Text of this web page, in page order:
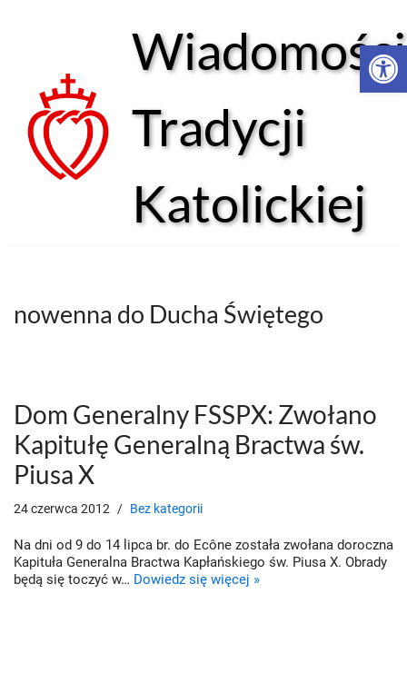
treści
Wiadomości
Tradycji
Katolickiej
nowenna do Ducha Świętego
Dom Generalny FSSPX: Zwołano
Kapitułę Generalną Bractwa św.
Piusa X
24 czerwca 2012 Bez kategorii
Na dni od 9 do 14 lipca br. do Ecône została zwołana doroczna
Kapituła Generalna Bractwa Kapłańskiego św. Piusa X. Obrady
będą się toczyć w… Dowiedz się więcej »